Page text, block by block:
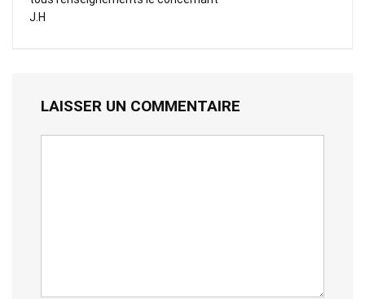
J.H
LAISSER UN COMMENTAIRE